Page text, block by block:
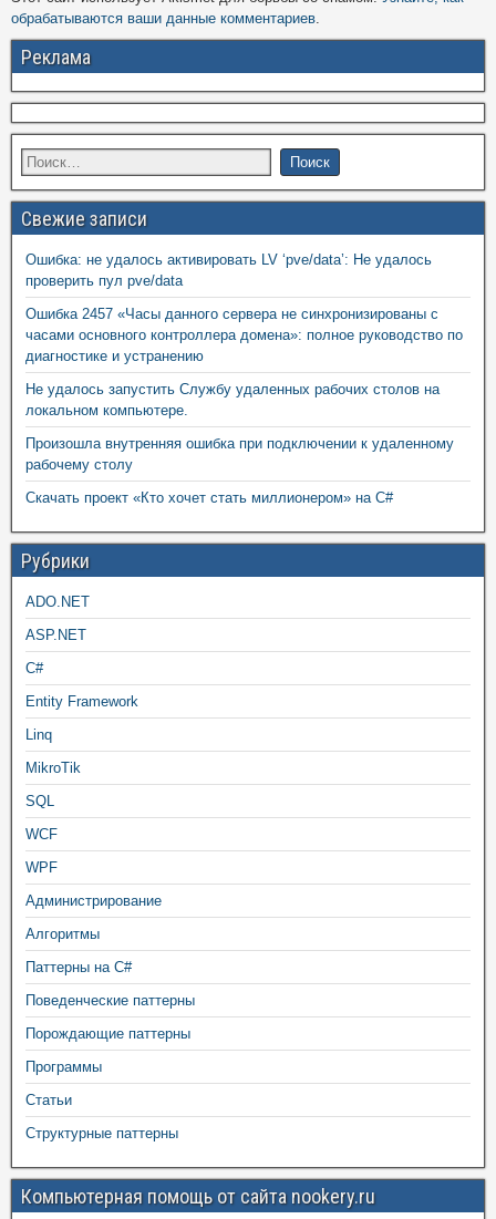
обрабатываются ваши данные комментариев
Реклама
Свежие записи
Ошибка: не удалось активировать LV ‘pve/data’: Не удалось
проверить пул pve/data
Ошибка 2457 «Часы данного сервера не синхронизированы с
часами основного контроллера домена»: полное руководство по
диагностике и устранению
Не удалось запустить Службу удаленных рабочих столов на
локальном компьютере.
Произошла внутренняя ошибка при подключении к удаленному
рабочему столу
Скачать проект «Кто хочет стать миллионером» на C#
Рубрики
ADO.NET
ASP.NET
C#
Entity Framework
Linq
MikroTik
SQL
WCF
WPF
Администрирование
Алгоритмы
Паттерны на C#
Поведенческие паттерны
Порождающие паттерны
Программы
Статьи
Структурные паттерны
Компьютерная помощь от сайта nookery.ru